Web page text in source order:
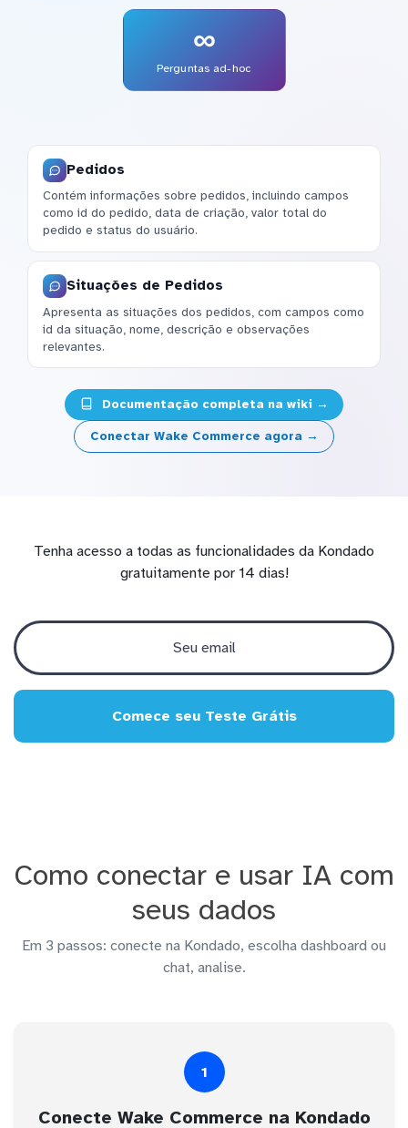
∞
Perguntas ad-hoc
Pedidos
Contém informações sobre pedidos, incluindo campos
como id do pedido, data de criação, valor total do
pedido e status do usuário.
Situações de Pedidos
Apresenta as situações dos pedidos, com campos como
id da situação, nome, descrição e observações
relevantes.
Documentação completa na wiki →
Conectar Wake Commerce agora →
Tenha acesso a todas as funcionalidades da Kondado
gratuitamente por 14 dias!
Comece seu Teste Grátis
Como conectar e usar IA com
seus dados
Em 3 passos: conecte na Kondado, escolha dashboard ou
chat, analise.
1
Conecte Wake Commerce na Kondado